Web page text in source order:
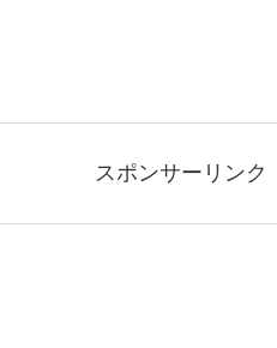
スポンサーリンク